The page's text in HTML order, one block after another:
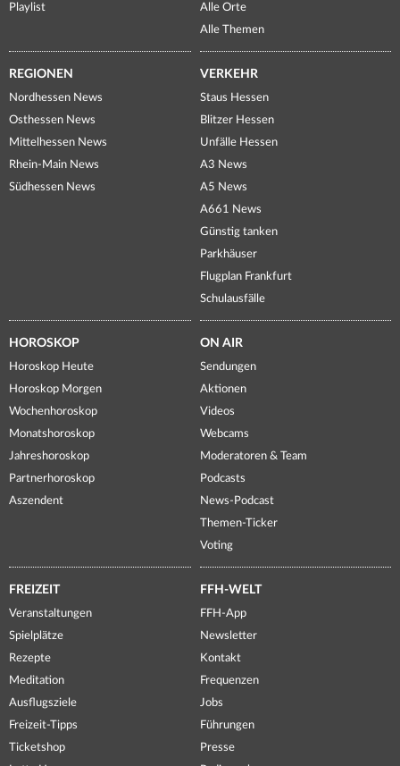
Playlist
Alle Orte
Alle Themen
REGIONEN
Nordhessen News
Osthessen News
Mittelhessen News
Rhein-Main News
Südhessen News
VERKEHR
Staus Hessen
Blitzer Hessen
Unfälle Hessen
A3 News
A5 News
A661 News
Günstig tanken
Parkhäuser
Flugplan Frankfurt
Schulausfälle
HOROSKOP
Horoskop Heute
Horoskop Morgen
Wochenhoroskop
Monatshoroskop
Jahreshoroskop
Partnerhoroskop
Aszendent
ON AIR
Sendungen
Aktionen
Videos
Webcams
Moderatoren & Team
Podcasts
News-Podcast
Themen-Ticker
Voting
FREIZEIT
Veranstaltungen
Spielplätze
Rezepte
Meditation
Ausflugsziele
Freizeit-Tipps
Ticketshop
FFH-WELT
FFH-App
Newsletter
Kontakt
Frequenzen
Jobs
Führungen
Presse